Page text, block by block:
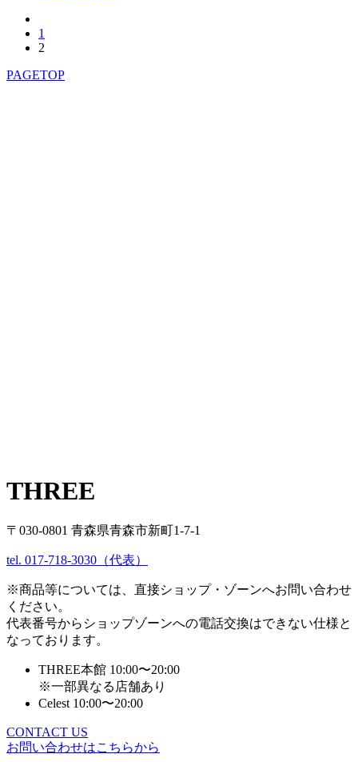
1
2
PAGETOP
THREE
〒030-0801 青森県青森市新町1-7-1
tel. 017-718-3030（代表）
※商品等については、直接ショップ・ゾーンへお問い合わせ
ください。
代表番号からショップゾーンへの電話交換はできない仕様と
なっております。
THREE本館 10:00〜20:00
※一部異なる店舗あり
Celest 10:00〜20:00
CONTACT US
お問い合わせはこちらから